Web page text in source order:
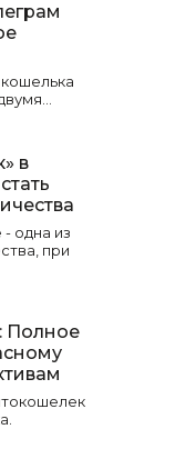
в
одна из
при
Полное